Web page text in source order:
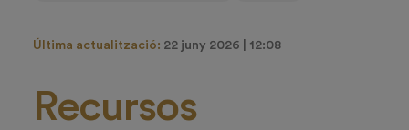
Última actualització: 22 juny 2026 | 12:08
Recursos